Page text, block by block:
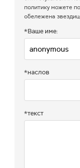
политику можете
обележена
*Ваше име:
*наслов
*текст